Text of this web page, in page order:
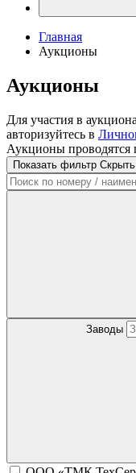
Главная
Аукционы
Аукционы
Для участия в
авторизуйтесь в
Аукционы проводятся
Показать фильтр
Заводы